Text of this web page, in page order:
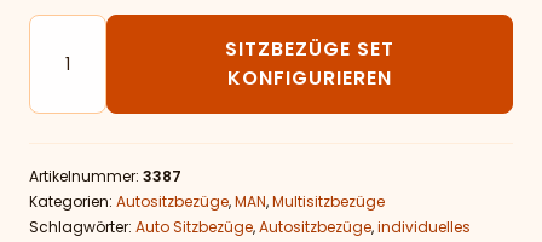
Autositzbezüge passend für MAN TGE 9 - Sitzer Menge
SITZBEZÜGE SET
KONFIGURIEREN
Artikelnummer: 3387
Kategorien: Autositzbezüge,MAN,Multisitzbezüge
Schlagwörter: Auto Sitzbezüge,Autositzbezüge,individuelles